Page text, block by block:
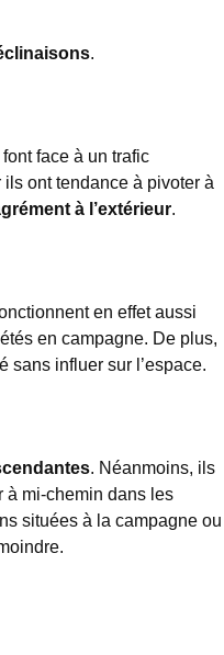
.
face à un trafic
ont tendance à pivoter à
à l’extérieur.
en effet aussi
en campagne. De plus,
sans influer sur l’espace.
. Néanmoins, ils
à mi-chemin dans les
situées à la campagne ou